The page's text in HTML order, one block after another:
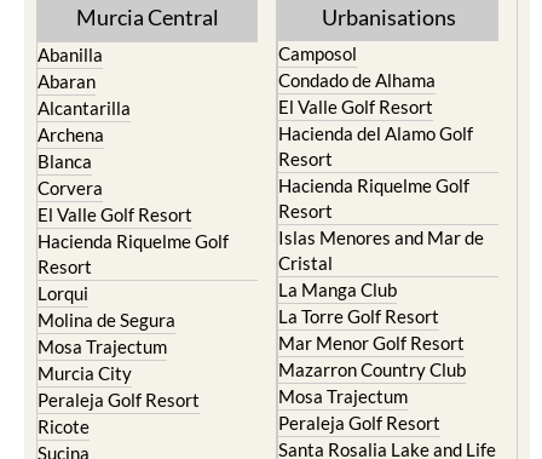
Murcia Central
Abanilla
Abaran
Alcantarilla
Archena
Blanca
Corvera
El Valle Golf Resort
Hacienda Riquelme Golf
Resort
Lorqui
Molina de Segura
Mosa Trajectum
Murcia City
Peraleja Golf Resort
Ricote
Sucina
Urbanisations
Camposol
Condado de Alhama
El Valle Golf Resort
Hacienda del Alamo Golf
Resort
Hacienda Riquelme Golf
Resort
Islas Menores and Mar de
Cristal
La Manga Club
La Torre Golf Resort
Mar Menor Golf Resort
Mazarron Country Club
Mosa Trajectum
Peraleja Golf Resort
Santa Rosalia Lake and Life